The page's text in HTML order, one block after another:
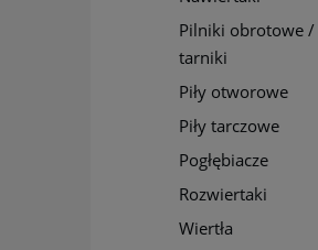
Pilniki obrotowe /
tarniki
Piły otworowe
Piły tarczowe
Pogłębiacze
Rozwiertaki
Wiertła